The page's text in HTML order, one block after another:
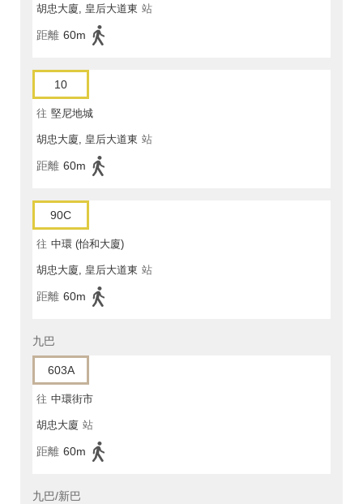
胡忠大廈, 皇后大道東 站
距離 60m
10
往 堅尼地城
胡忠大廈, 皇后大道東 站
距離 60m
90C
往 中環 (怡和大廈)
胡忠大廈, 皇后大道東 站
距離 60m
九巴
603A
往 中環街市
胡忠大廈 站
距離 60m
九巴/新巴